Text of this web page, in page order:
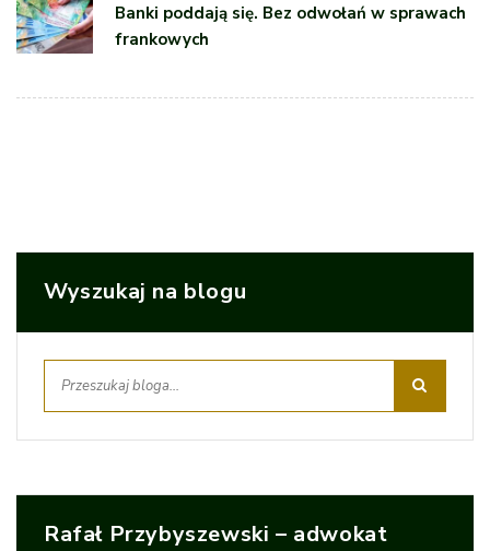
Banki poddają się. Bez odwołań w sprawach
frankowych
Wyszukaj na blogu
Rafał Przybyszewski – adwokat